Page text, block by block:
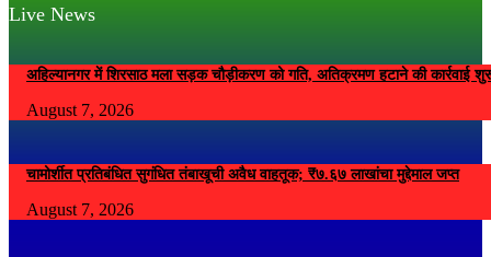
Live News
अहिल्यानगर में शिरसाठ मला सड़क चौड़ीकरण को गति, अतिक्रमण हटाने की कार्रवाई
August 7, 2026
चामोर्शीत प्रतिबंधित सुगंधित तंबाखूची अवैध वाहतूक; ₹७.६७ लाखांचा मुद्देमाल जप्त
August 7, 2026